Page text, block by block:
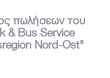
πωλήσεων του
& Bus Service
Nord-Ost"